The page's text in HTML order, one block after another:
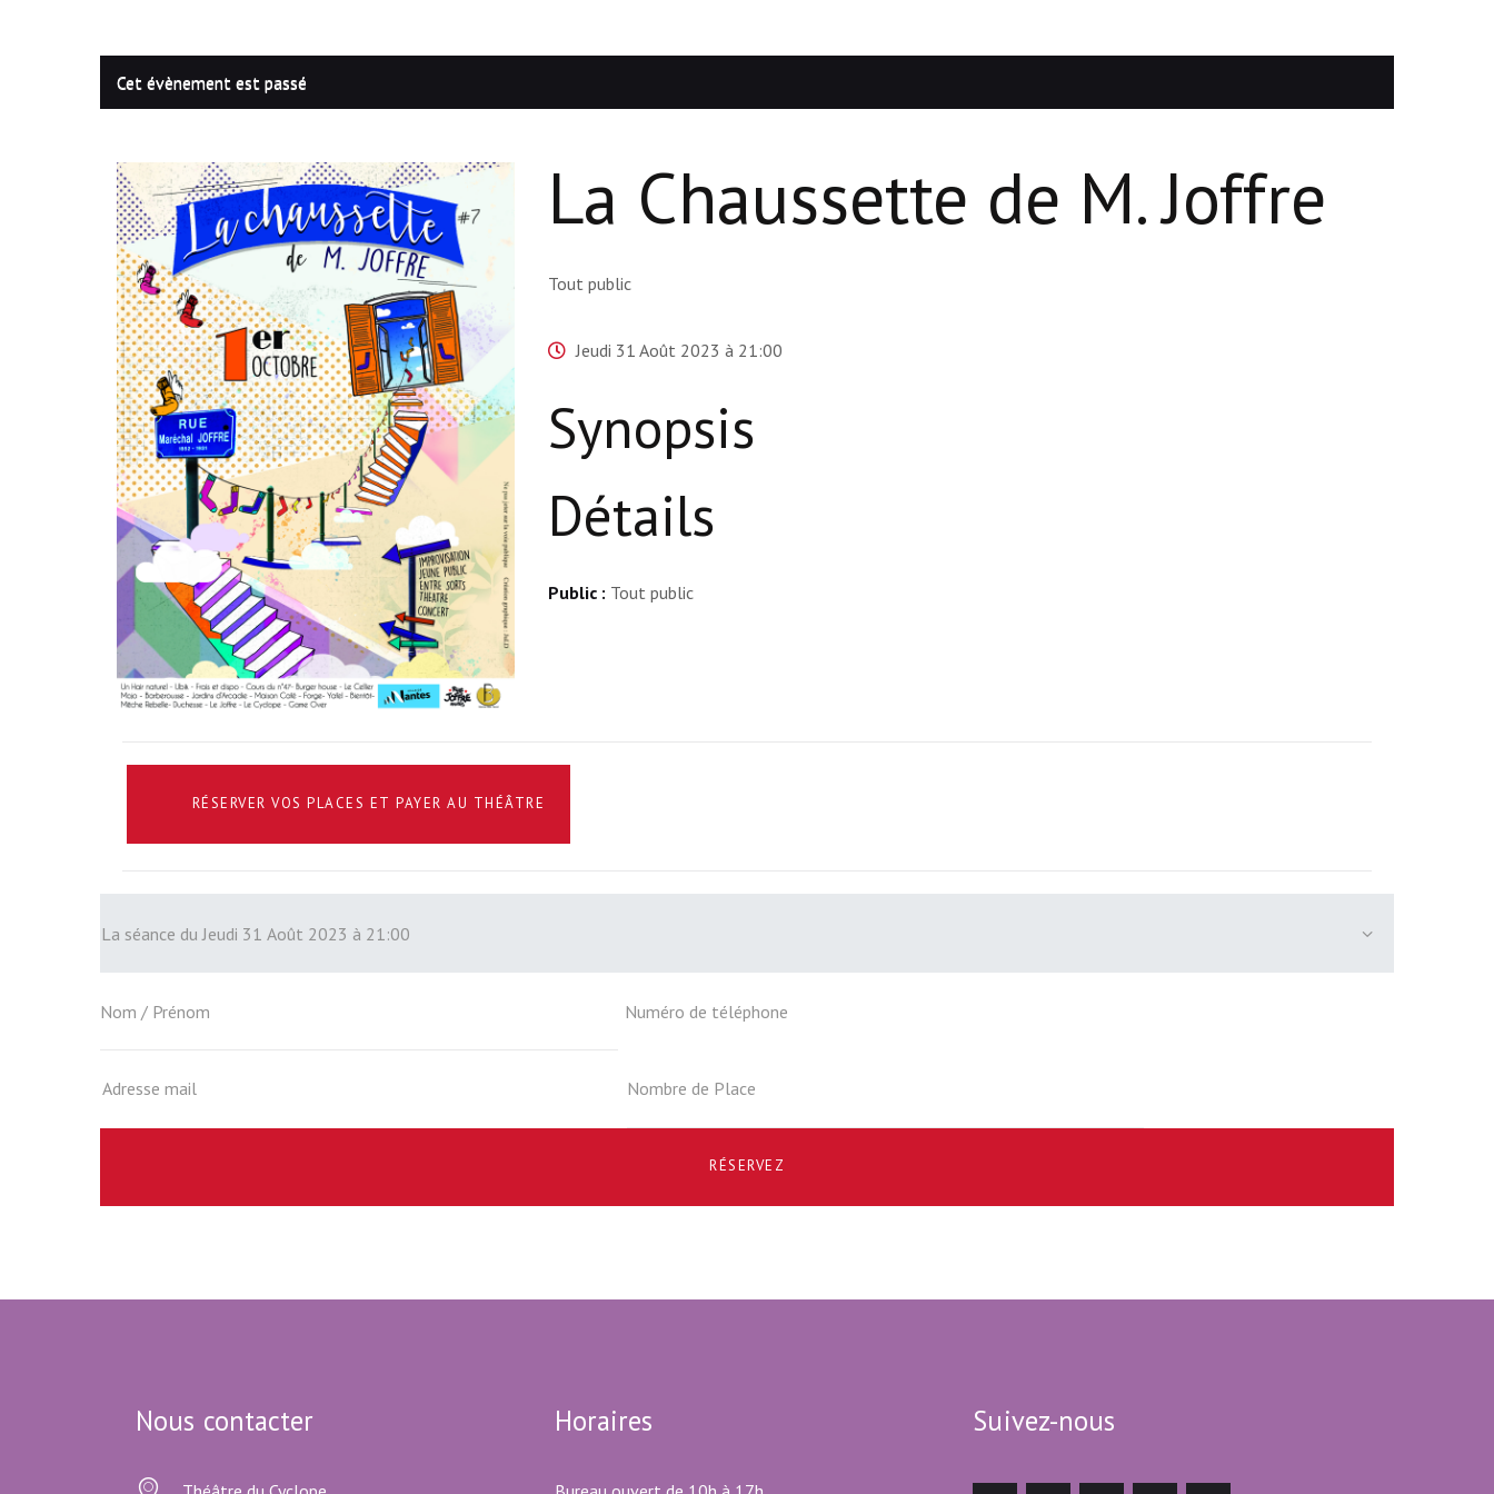
Cet évènement est passé
La Chaussette de M. Joffre
Tout public
Jeudi 31 Août 2023 à 21:00
Synopsis
Détails
Public : Tout public
RÉSERVER VOS PLACES ET PAYER AU THÉÂTRE
RÉSERVEZ
Nous contacter Horaires Suivez-nous